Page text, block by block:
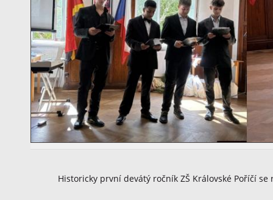
Historicky první devátý ročník ZŠ Královské Poříčí